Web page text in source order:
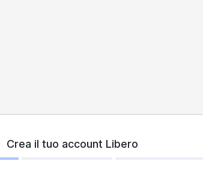
Crea il tuo account Libero